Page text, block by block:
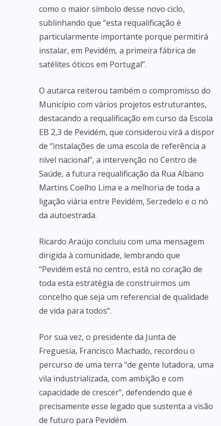
como o maior símbolo desse novo ciclo,
sublinhando que “esta requalificação é
particularmente importante porque permitirá
instalar, em Pevidém, a primeira fábrica de
satélites óticos em Portugal”.
O autarca reiterou também o compromisso do
Município com vários projetos estruturantes,
destacando a requalificação em curso da Escola
EB 2,3 de Pevidém, que considerou virá a dispor
de “instalações de uma escola de referência a
nível nacional”, a intervenção no Centro de
Saúde, a futura requalificação da Rua Albano
Martins Coelho Lima e a melhoria de toda a
ligação viária entre Pevidém, Serzedelo e o nó
da autoestrada.
Ricardo Araújo concluiu com uma mensagem
dirigida à comunidade, lembrando que
“Pevidém está no centro, está no coração de
toda esta estratégia de construirmos um
concelho que seja um referencial de qualidade
de vida para todos”.
Por sua vez, o presidente da Junta de
Freguesia, Francisco Machado, recordou o
percurso de uma terra “de gente lutadora, uma
vila industrializada, com ambição e com
capacidade de crescer”, defendendo que é
precisamente esse legado que sustenta a visão
de futuro para Pevidém.